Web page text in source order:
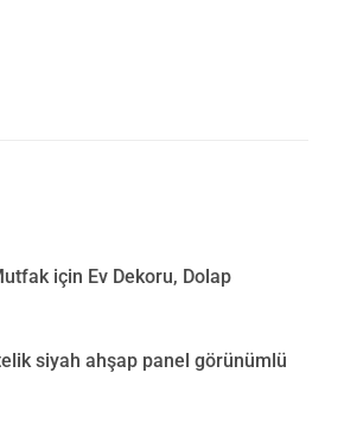
için Ev Dekoru, Dolap
siyah ahşap panel görünümlü